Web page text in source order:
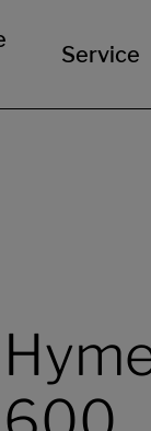
Service
maximale